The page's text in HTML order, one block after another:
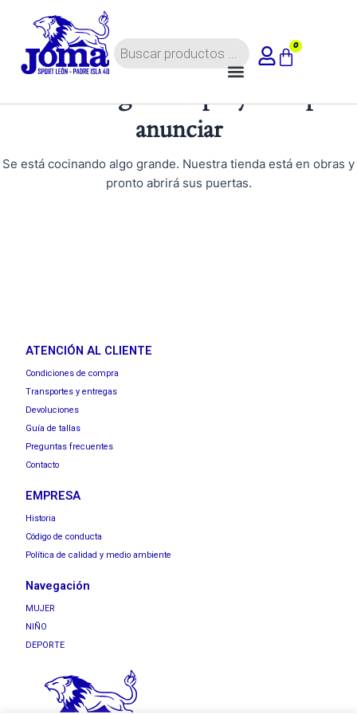
contenido
Búsqueda
de
Menú
0
Tenemos grandes proyectos por
anunciar
Se está cocinando algo grande. Nuestra tienda está en obras y
pronto abrirá sus puertas.
ATENCIÓN AL CLIENTE
Condiciones de compra
Transportes y entregas
Devoluciones
Guía de tallas
Preguntas frecuentes
Contacto
EMPRESA
Historia
Código de conducta
Política de calidad y medio ambiente
Navegación
MUJER
NIÑO
DEPORTE